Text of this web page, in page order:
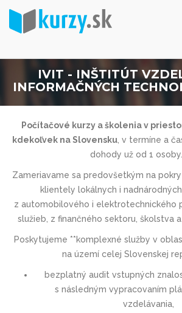
IVIT - INŠTITÚT
INFORMAČNÝCH
Počítačové kurzy a školenia v
kdekoľvek na Slovensku, v termíne a
dohody už od 1 osoby.
Zameriavame sa predovšetkým na
klientely lokálnych i
z automobilového i elektrotechnic­kého
služieb, z finančného sektoru, školstva
Poskytujeme **komplexné služby v
na území celej Slovenskej
bezplatný audit vstupných
s následným vypracovaním
vzdelávania,